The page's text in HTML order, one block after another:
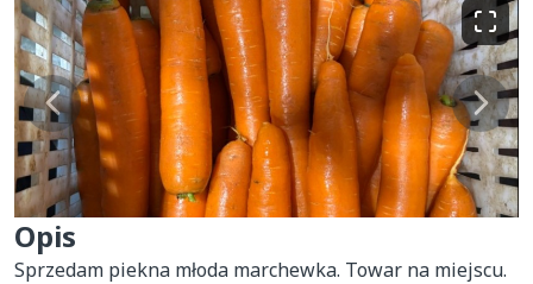
Opis
Sprzedam piekna młoda marchewka. Towar na miejscu.